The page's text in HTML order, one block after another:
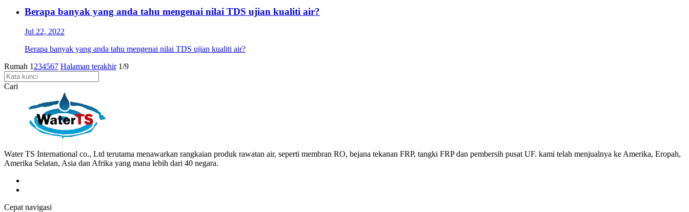
Berapa banyak yang anda tahu mengenai nilai TDS ujian kualiti air?
Jul 22, 2022
Berapa banyak yang anda tahu mengenai nilai TDS ujian kualiti air?
Rumah 1 234567 Halaman terakhir 1/9
Cari
Water TS International co., Ltd terutama menawarkan rangkaian produk rawatan air, seperti membran RO, bejana tekanan FRP, tangki FRP dan pembersih pusat UF. kami telah menjualnya ke Amerika, Eropah,
Amerika Selatan, Asia dan Afrika yang mana lebih dari 40 negara.
Cepat navigasi